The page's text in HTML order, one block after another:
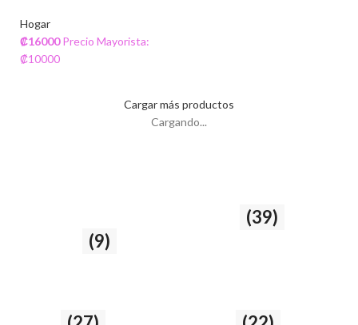
Hogar
₡16000 Precio Mayorista:
₡10000
Cargar más productos
Cargando...
(9)
(39)